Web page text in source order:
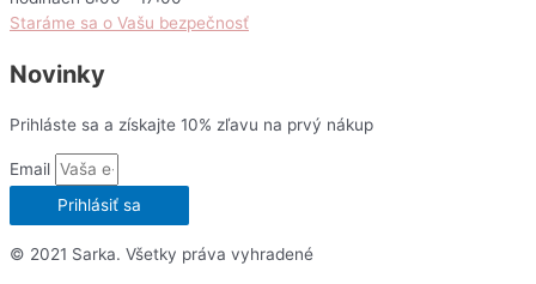
Staráme sa o Vašu bezpečnosť
Novinky
Prihláste sa a získajte 10% zľavu na prvý nákup
Email
Prihlásiť sa
© 2021 Sarka. Všetky práva vyhradené